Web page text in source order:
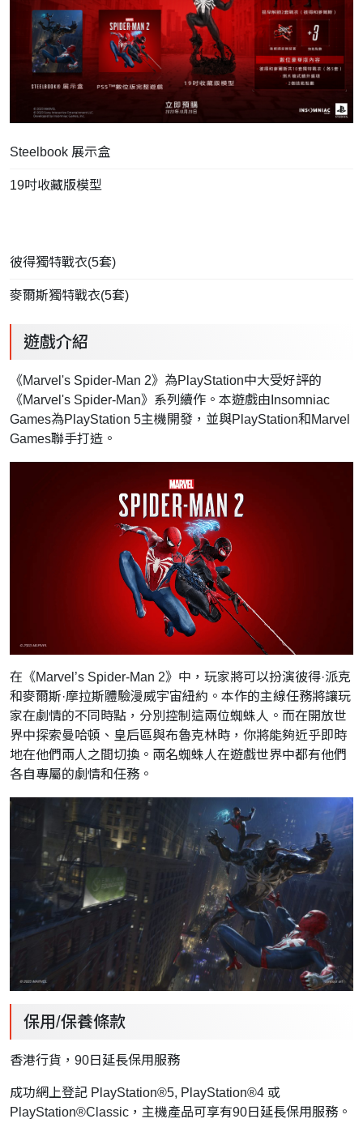
Steelbook 展示盒
19吋收藏版模型
彼得獨特戰衣(5套)
麥爾斯獨特戰衣(5套)
遊戲介紹
《Marvel's Spider-Man 2》為PlayStation中大受好評的
《Marvel's Spider-Man》系列續作。本遊戲由Insomniac
Games為PlayStation 5主機開發，並與PlayStation和Marvel
Games聯手打造。
在《Marvel’s Spider-Man 2》中，玩家將可以扮演彼得·派克
和麥爾斯·摩拉斯體驗漫威宇宙紐約。本作的主線任務將讓玩
家在劇情的不同時點，分別控制這兩位蜘蛛人。而在開放世
界中探索曼哈頓、皇后區與布魯克林時，你將能夠近乎即時
地在他們兩人之間切換。兩名蜘蛛人在遊戲世界中都有他們
各自專屬的劇情和任務。
保用/保養條款
香港行貨，90日延長保用服務
成功網上登記 PlayStation®5, PlayStation®4 或
PlayStation®Classic，主機產品可享有90日延長保用服務。